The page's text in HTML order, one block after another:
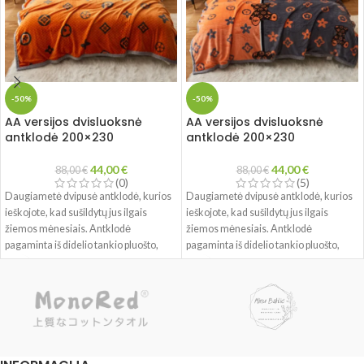
Rankiniai laikrodžiai yra daugiau nei
tik laikrodis - tai unikalūs ir akį
traukiantys aksesuarai, kurie papildo
jūsų kasdienį stilių ir leidžia atrodyti
gražiai bei nepaprastai.
Rankiniai laikrodžiai yra daugiau nei
tik laikrodis - tai unikalūs ir akį
traukiantys aksesuarai, kurie papildo
jūsų kasdienį stilių ir leidžia atrodyti
gražiai bei nepaprastai.
-50%
AA versijos dvisluoksnė
antklodė 200×230
88,00€ 44,00€
(0)
Daugiametė dvipusė antklodė, kurios
ieškojote, kad sušildytų jus ilgais
žiemos mėnesiais. Antklodė
pagaminta iš didelio tankio pluošto,
todėl yra itin minkšta ir patvari. Puikiai
svečių ar šeimos lovą.
Šilta dviguba antklodė - puiki dovana
šeimai ir draugams.
-50%
AA versijos dvisluoksnė
antklodė 200×230
88,00€ 44,00€
(5)
Daugiametė dvipusė antklodė, kurios
ieškojote, kad sušildytų jus ilgais
žiemos mėnesiais. Antklodė
pagaminta iš didelio tankio pluošto,
todėl yra itin minkšta ir patvari. Puikiai
svečių ar šeimos lovą.
Šilta dviguba antklodė - puiki dovana
šeimai ir draugams.